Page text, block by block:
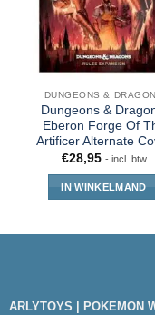
DUNGEONS &
Dungeons &
Eberon Forge Of
Artificer Alternate
€28,95 - incl. btw
IN WINKELMAND
ARLYTOYS | POKEMON